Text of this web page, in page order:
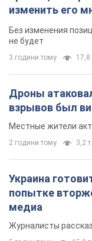
изменить его
Без изменения
не будет
3 години тому 17,8
Дроны
взрывов был
Местные жители
2 години тому 3,2 т.
Украина
попытке
медиа
Журналисты